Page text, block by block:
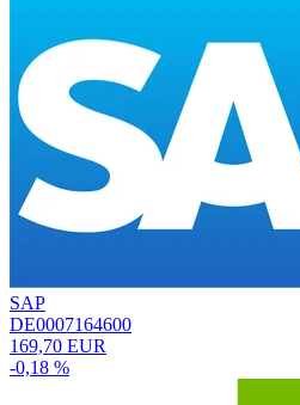
SAP
DE0007164600
169,70 EUR
-0,18 %